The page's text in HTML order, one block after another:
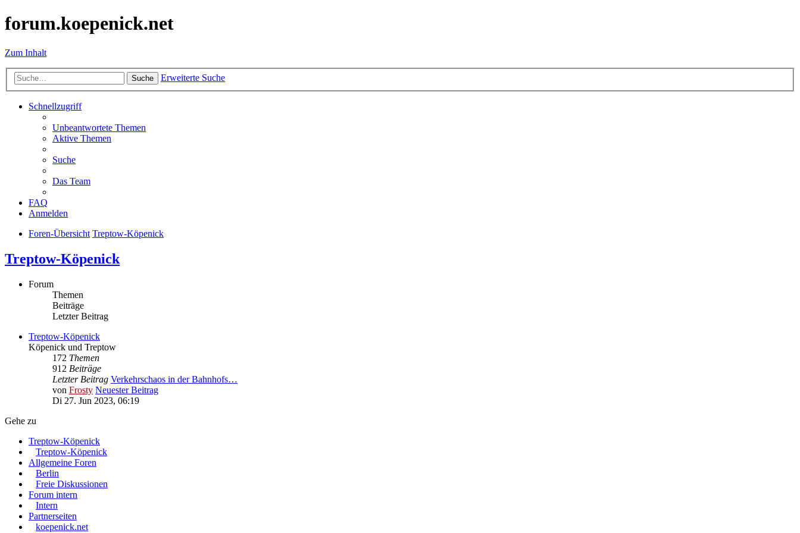
forum.koepenick.net
Zum Inhalt
Suche Erweiterte Suche
Schnellzugriff
Unbeantwortete Themen
Aktive Themen
Suche
Das Team
FAQ
Anmelden
Foren-Übersicht Treptow-Köpenick
Treptow-Köpenick
Forum
Themen
Beiträge
Letzter Beitrag
Treptow-Köpenick
Köpenick und Treptow
172 Themen
912 Beiträge
Letzter Beitrag Verkehrschaos in der Bahnhofs…
von Frosty Neuester Beitrag
Di 27. Jun 2023, 06:19
Gehe zu
Treptow-Köpenick
Treptow-Köpenick
Allgemeine Foren
Berlin
Freie Diskussionen
Forum intern
Intern
Partnerseiten
koepenick.net